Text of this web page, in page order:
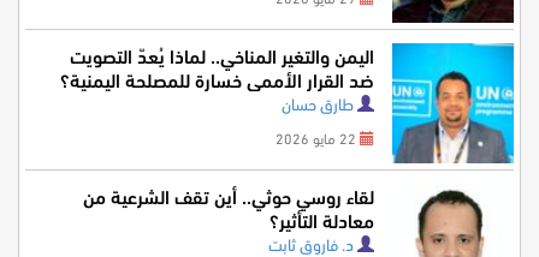
اليمن والتغير المناخي.. لماذا يُعدّ التصويت
ضد القرار الأممي خسارة للمصلحة اليمنية؟
طارق حسان
لقاء روسي حوثي.. أين تقف الشرعية من
معادلة التأثير؟
د. فاروق ثابت